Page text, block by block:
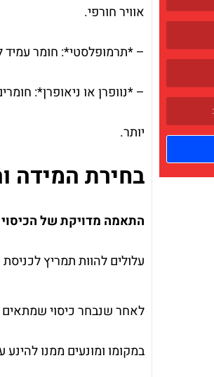
אוויר חורפי.
– *תרמופלסטי*: חומר עמיד
– *נוופרן או ניאופרן*:
יותר.
בחירת
התאמה מדויקת של
עלולים להוות תמריץ
לאחר שנבחר כיסוי שמתאים
במקומו ומונעים ממנו